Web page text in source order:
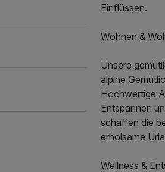
Einflüssen.
Wohnen &
Unsere
alpine
Hochwertige
Entspannen
schaffen die
erholsame
Wellness &